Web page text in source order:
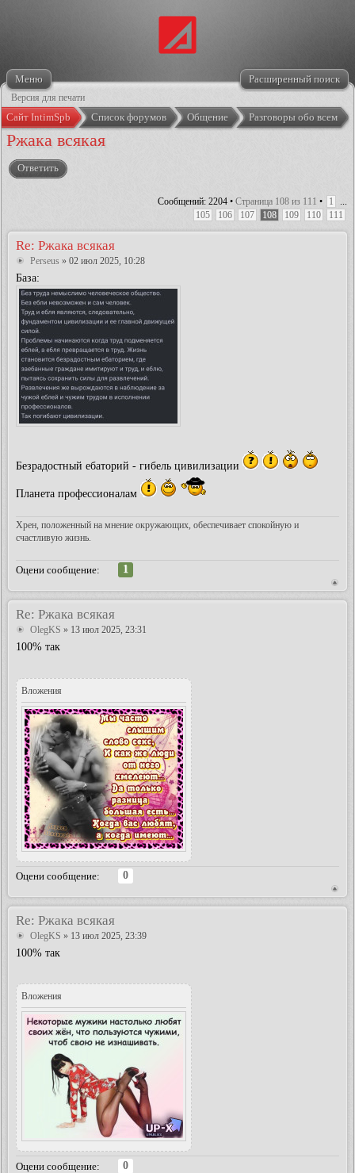
Меню Расширенный поиск
Версия для печати
Сайт IntimSpb Список форумов Общение Разговоры обо всем
Ржака всякая
Ответить
Сообщений: 2204 • Страница 108 из 111 • 1
...
105
106 107 108 109 110 111
Re: Ржака всякая
Perseus » 02 июл 2025, 10:28
База:
Безрадостный ебаторий - гибель цивилизации
Планета профессионалам
Хрен, положенный на мнение окружающих, обеспечивает спокойную и
счастливую жизнь.
Оцени сообщение:
1
Re: Ржака всякая
OlegKS » 13 июл 2025, 23:31
100% так
Вложения
Оцени сообщение:
0
Re: Ржака всякая
OlegKS » 13 июл 2025, 23:39
100% так
Вложения
Оцени сообщение:
0